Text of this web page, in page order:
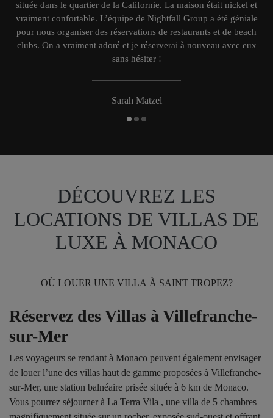
située dans le quartier de la Californie. La maison était nickel et
vraiment confortable. L’équipe de Nightfall Group a été géniale
pour nous organiser des réservations de restaurants et de beach
clubs. On a vraiment adoré et je réserverai à nouveau avec eux
sans hésiter !
Sarah Matzel
DÉCOUVREZ LES
LOCATIONS DE VILLAS DE
LUXE À MONACO
OÙ LOUER UNE VILLA À SAINT TROPEZ?
Réservez des Villas à Villefranche-
sur-Mer
Les voyageurs se rendant à Monaco peuvent également envisager
de louer l’une des villas haut de gamme proposées à Villefranche-
sur-Mer, une station balnéaire prisée située à 6 km de Monaco.
Vous pourrez séjourner à La Terra Vila , une villa de 5 chambres